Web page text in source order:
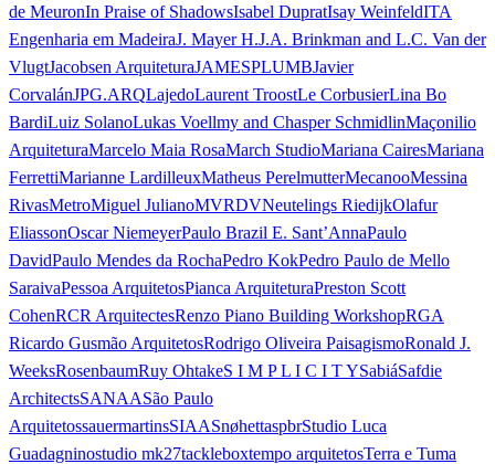
de MeuronIn Praise of ShadowsIsabel DupratIsay WeinfeldITA
Engenharia em MadeiraJ. Mayer H.J.A. Brinkman and L.C. Van der
VlugtJacobsen ArquiteturaJAMESPLUMBJavier
CorvalánJPG.ARQLajedoLaurent TroostLe CorbusierLina Bo
BardiLuiz SolanoLukas Voellmy and Chasper SchmidlinMaçonilio
ArquiteturaMarcelo Maia RosaMarch StudioMariana CairesMariana
FerrettiMarianne LardilleuxMatheus PerelmutterMecanooMessina
RivasMetroMiguel JulianoMVRDVNeutelings RiedijkOlafur
EliassonOscar NiemeyerPaulo Brazil E. Sant’AnnaPaulo
DavidPaulo Mendes da RochaPedro KokPedro Paulo de Mello
SaraivaPessoa ArquitetosPianca ArquiteturaPreston Scott
CohenRCR ArquitectesRenzo Piano Building WorkshopRGA
Ricardo Gusmão ArquitetosRodrigo Oliveira PaisagismoRonald J.
WeeksRosenbaumRuy OhtakeS I M P L I C I T YSabiáSafdie
ArchitectsSANAASão Paulo
ArquitetossauermartinsSIAASnøhettaspbrStudio Luca
Guadagninostudio mk27tackleboxtempo arquitetosTerra e Tuma